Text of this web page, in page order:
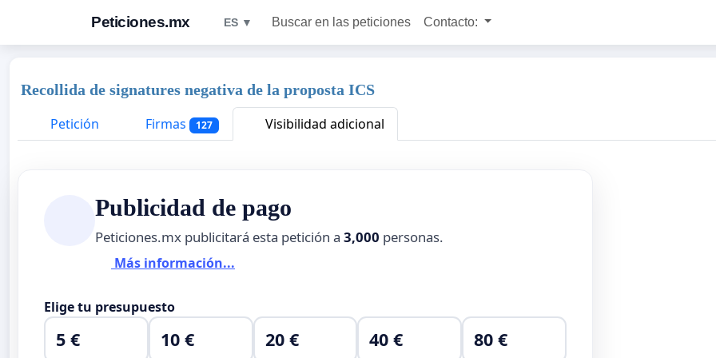
Peticiones.mx ES ▼ Buscar en las peticiones Contacto:
Recollida de signatures negativa de la proposta ICS
Petición
Firmas 127 Visibilidad adicional
Publicidad de pago
Peticiones.mx publicitará esta petición a 3,000 personas.
Más información...
Elige tu presupuesto
5 € 10 € 20 € 40 € 80 €